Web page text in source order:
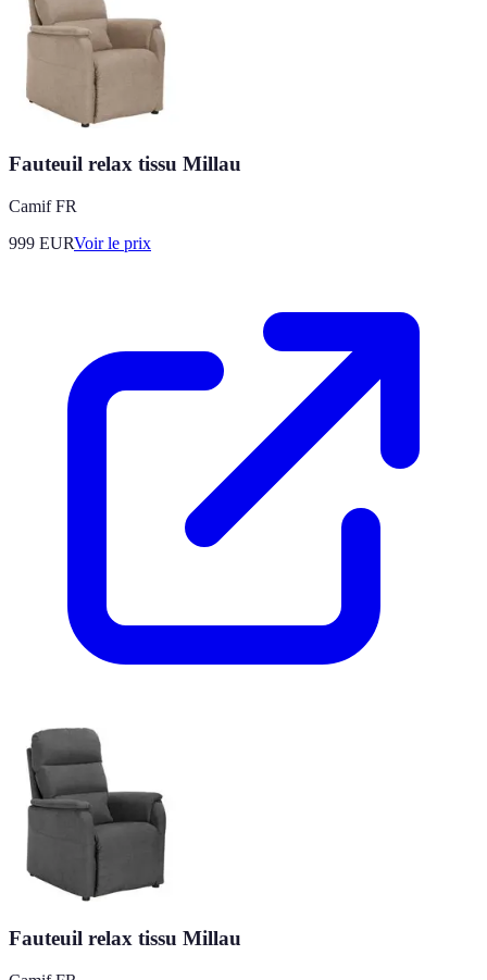
Fauteuil relax tissu Millau
Camif FR
999 EURVoir le prix
Fauteuil relax tissu Millau